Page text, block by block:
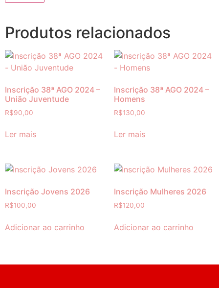
Produtos relacionados
Inscrição 38ª AGO 2024 –
União Juventude
R$90,00
Ler mais
Inscrição 38ª AGO 2024 –
Homens
R$130,00
Ler mais
Inscrição Jovens 2026
R$100,00
Adicionar ao carrinho
Inscrição Mulheres 2026
R$120,00
Adicionar ao carrinho